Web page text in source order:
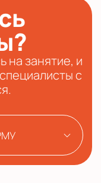
на занятие, и
с